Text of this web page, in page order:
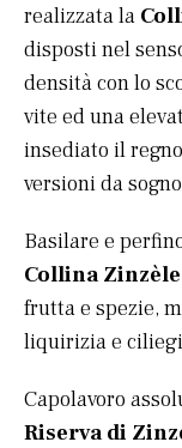
realizzata la
disposti nel
densità con lo
vite ed una
insediato il
versioni da
Basilare e
Collina Zinzèle
frutta e spezie,
liquirizia e
Capolavoro
Riserva di